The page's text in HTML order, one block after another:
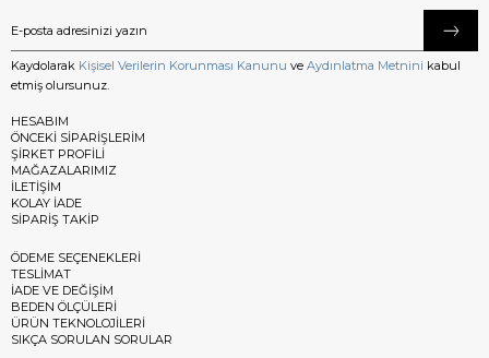
Kaydolarak Kişisel Verilerin Korunması Kanunu ve Aydınlatma Metnini kabul
etmiş olursunuz.
HESABIM
ÖNCEKİ SİPARİŞLERİM
ŞİRKET PROFİLİ
MAĞAZALARIMIZ
İLETİŞİM
KOLAY İADE
SİPARİŞ TAKİP
ÖDEME SEÇENEKLERİ
TESLİMAT
İADE VE DEĞİŞİM
BEDEN ÖLÇÜLERİ
ÜRÜN TEKNOLOJİLERİ
SIKÇA SORULAN SORULAR